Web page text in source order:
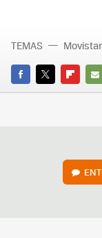
FACEBOOK
TWITTER
E-
TEMAS Movistar